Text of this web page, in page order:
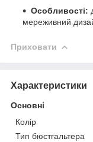
Особливості:
мереживний
Приховати
Характеристики
Основні
Колір
Тип бюстгальтера